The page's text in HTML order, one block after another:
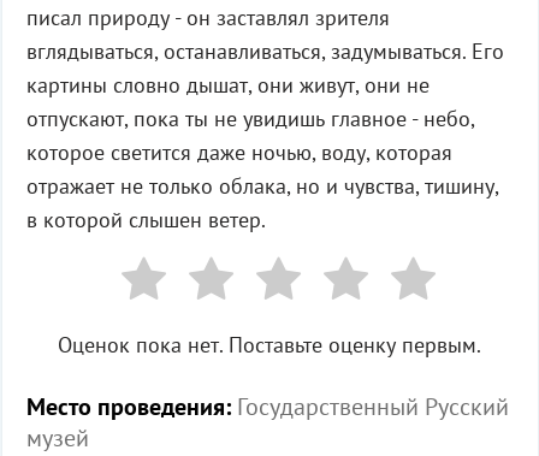
писал природу - он заставлял зрителя
вглядываться, останавливаться, задумываться. Его
картины словно дышат, они живут, они не
отпускают, пока ты не увидишь главное - небо,
которое светится даже ночью, воду, которая
отражает не только облака, но и чувства, тишину,
в которой слышен ветер.
Оценок пока нет. Поставьте оценку первым.
Место проведения: Государственный Русский
музей